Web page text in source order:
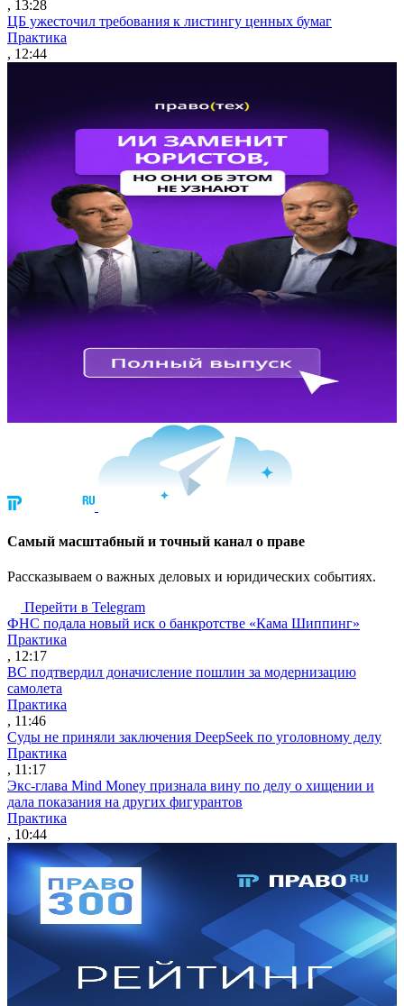
, 13:28
ЦБ ужесточил требования к листингу ценных бумаг
Практика
, 12:44
Cамый масштабный и точный канал о праве
Рассказываем о важных деловых и юридических событиях.
Перейти в Telegram
ФНС подала новый иск о банкротстве «Кама Шиппинг»
Практика
, 12:17
ВС подтвердил доначисление пошлин за модернизацию
самолета
Практика
, 11:46
Суды не приняли заключения DeepSeek по уголовному делу
Практика
, 11:17
Экс-глава Mind Money признала вину по делу о хищении и
дала показания на других фигурантов
Практика
, 10:44